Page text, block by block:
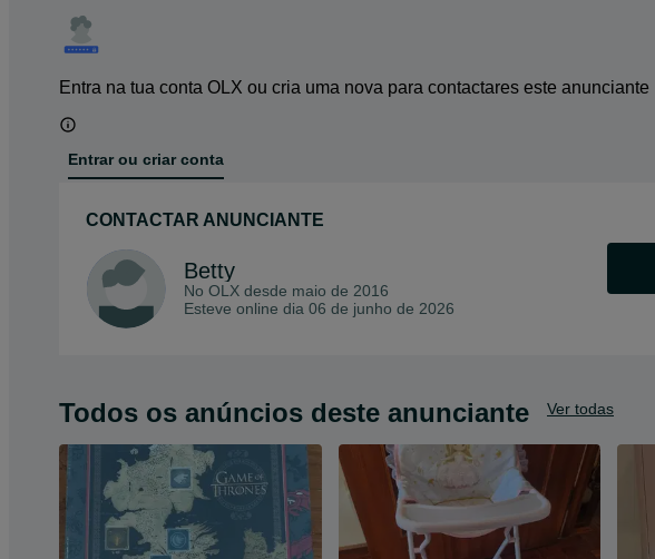
Entra na tua conta OLX ou cria uma nova para contactares este anunciante
Entrar ou criar conta
CONTACTAR ANUNCIANTE
Betty
No OLX desde maio de 2016
Esteve online dia 06 de junho de 2026
Todos os anúncios deste anunciante Ver todas